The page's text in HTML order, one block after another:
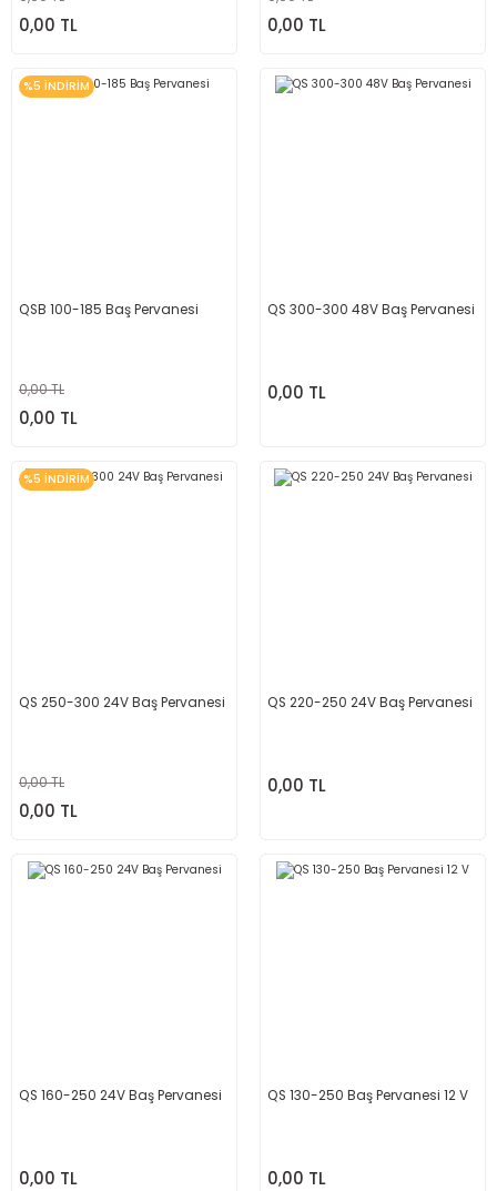
0,00 TL 0,00 TL
%5 İNDİRİM
QSB 100-185 Baş Pervanesi
0,00 TL
0,00 TL
QS 300-300 48V Baş Pervanesi
0,00 TL
%5 İNDİRİM
QS 250-300 24V Baş Pervanesi
0,00 TL
0,00 TL
QS 220-250 24V Baş Pervanesi
0,00 TL
QS 160-250 24V Baş Pervanesi
0,00 TL
QS 130-250 Baş Pervanesi 12 V
0,00 TL